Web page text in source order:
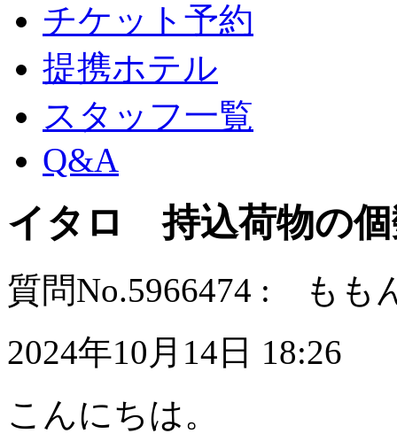
チケット予約
提携ホテル
スタッフ一覧
Q&A
イタロ 持込荷物の個
質問No.5966474 : もも
2024年10月14日 18:26
こんにちは。